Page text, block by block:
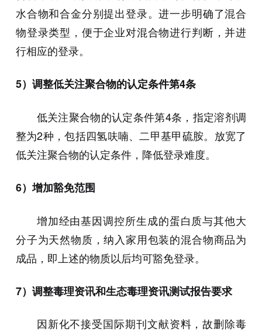
水合物和合金分别提出登录。进一步明确了混合
物登录类型，便于企业对混合物进行判断，并进
行相应的登录。
5）调整低关注聚合物的认定条件第4条
低关注聚合物的认定条件第4条，指定溶剂调
整为2种，包括四氢呋喃、二甲基甲硫胺。放宽了
低关注聚合物的认定条件，降低登录难度。
6）增加豁免范围
增加经由基因调控所生成的蛋白质与其他大
分子为天然物质，纳入家用包装的混合物商品为
成品，即上述的物质以后均可豁免登录。
7）调整毒理资讯和生态毒理资讯测试报告要求
因新化不接受国际期刊文献资料，故删除毒